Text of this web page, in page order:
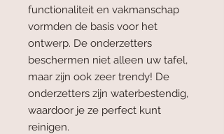
functionaliteit en vakmanschap
vormden de basis voor het
ontwerp. De onderzetters
beschermen niet alleen uw tafel,
maar zijn ook zeer trendy! De
onderzetters zijn waterbestendig,
waardoor je ze perfect kunt
reinigen.